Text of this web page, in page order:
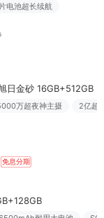
电池超长续航
日金砂 16GB+512GB
万超夜神主摄 2亿超
免息分期